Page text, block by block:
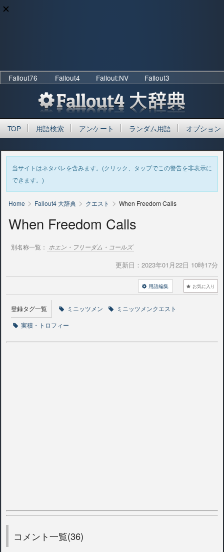
Fallout76 Fallout4 Fallout:NV Fallout3
TOP 用語検索 アンケート ランダム用語 オプション
当サイトはネタバレを含みます。(クリック、タップでこの警告を非表示に
できます。)
Home > Fallout4 大辞典 > クエスト > When Freedom Calls
When Freedom Calls
別名称一覧： ホエン・フリーダム・コールズ
更新日： 2023年01月22日 10時17分
お気に入り
用語編集
登録タグ一覧 ミニッツメン
ミニッツメンクエスト
実積・トロフィー
コメント一覧(36)